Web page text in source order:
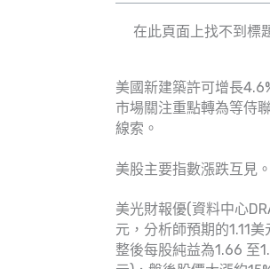
在此頁面上找不到標
美國新建築許可增長
市場關注重點轉為等侍
線索。
美股主要指數漲跌互見。
美光財報優(資料中心
元，分析師預期的1.11
整後每股純益為1.66 至